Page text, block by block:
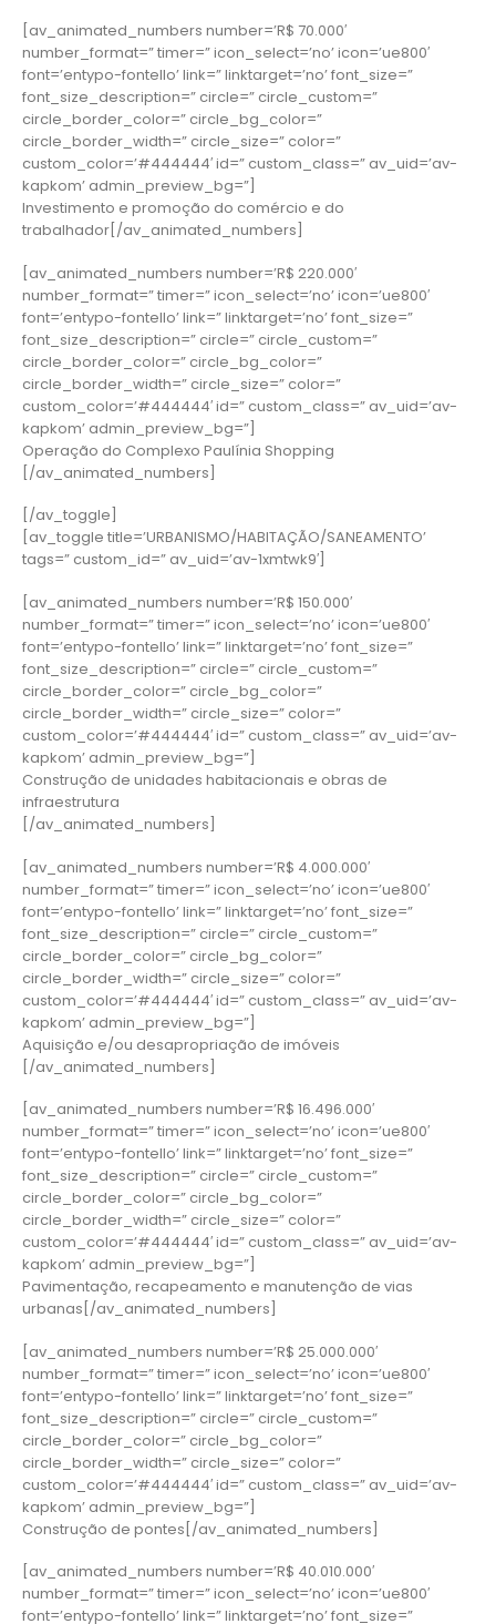
[av_animated_numbers number=’R$ 70.000′
number_format=” timer=” icon_select=’no’ icon=’ue800′
font=’entypo-fontello’ link=” linktarget=’no’ font_size=”
font_size_description=” circle=” circle_custom=”
circle_border_color=” circle_bg_color=”
circle_border_width=” circle_size=” color=”
custom_color=’#444444′ id=” custom_class=” av_uid=’av-
kapkom’ admin_preview_bg=”]
Investimento e promoção do comércio e do
trabalhador[/av_animated_numbers]
[av_animated_numbers number=’R$ 220.000′
number_format=” timer=” icon_select=’no’ icon=’ue800′
font=’entypo-fontello’ link=” linktarget=’no’ font_size=”
font_size_description=” circle=” circle_custom=”
circle_border_color=” circle_bg_color=”
circle_border_width=” circle_size=” color=”
custom_color=’#444444′ id=” custom_class=” av_uid=’av-
kapkom’ admin_preview_bg=”]
Operação do Complexo Paulínia Shopping
[/av_animated_numbers]
[/av_toggle]
[av_toggle title=’URBANISMO/HABITAÇÃO/SANEAMENTO’
tags=” custom_id=” av_uid=’av-1xmtwk9′]
[av_animated_numbers number=’R$ 150.000′
number_format=” timer=” icon_select=’no’ icon=’ue800′
font=’entypo-fontello’ link=” linktarget=’no’ font_size=”
font_size_description=” circle=” circle_custom=”
circle_border_color=” circle_bg_color=”
circle_border_width=” circle_size=” color=”
custom_color=’#444444′ id=” custom_class=” av_uid=’av-
kapkom’ admin_preview_bg=”]
Construção de unidades habitacionais e obras de
infraestrutura
[/av_animated_numbers]
[av_animated_numbers number=’R$ 4.000.000′
number_format=” timer=” icon_select=’no’ icon=’ue800′
font=’entypo-fontello’ link=” linktarget=’no’ font_size=”
font_size_description=” circle=” circle_custom=”
circle_border_color=” circle_bg_color=”
circle_border_width=” circle_size=” color=”
custom_color=’#444444′ id=” custom_class=” av_uid=’av-
kapkom’ admin_preview_bg=”]
Aquisição e/ou desapropriação de imóveis
[/av_animated_numbers]
[av_animated_numbers number=’R$ 16.496.000′
number_format=” timer=” icon_select=’no’ icon=’ue800′
font=’entypo-fontello’ link=” linktarget=’no’ font_size=”
font_size_description=” circle=” circle_custom=”
circle_border_color=” circle_bg_color=”
circle_border_width=” circle_size=” color=”
custom_color=’#444444′ id=” custom_class=” av_uid=’av-
kapkom’ admin_preview_bg=”]
Pavimentação, recapeamento e manutenção de vias
urbanas[/av_animated_numbers]
[av_animated_numbers number=’R$ 25.000.000′
number_format=” timer=” icon_select=’no’ icon=’ue800′
font=’entypo-fontello’ link=” linktarget=’no’ font_size=”
font_size_description=” circle=” circle_custom=”
circle_border_color=” circle_bg_color=”
circle_border_width=” circle_size=” color=”
custom_color=’#444444′ id=” custom_class=” av_uid=’av-
kapkom’ admin_preview_bg=”]
Construção de pontes[/av_animated_numbers]
[av_animated_numbers number=’R$ 40.010.000′
number_format=” timer=” icon_select=’no’ icon=’ue800′
font=’entypo-fontello’ link=” linktarget=’no’ font_size=”